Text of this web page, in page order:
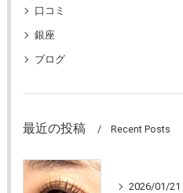
口コミ
銀座
ブログ
最近の投稿 Recent Posts
2026/01/21